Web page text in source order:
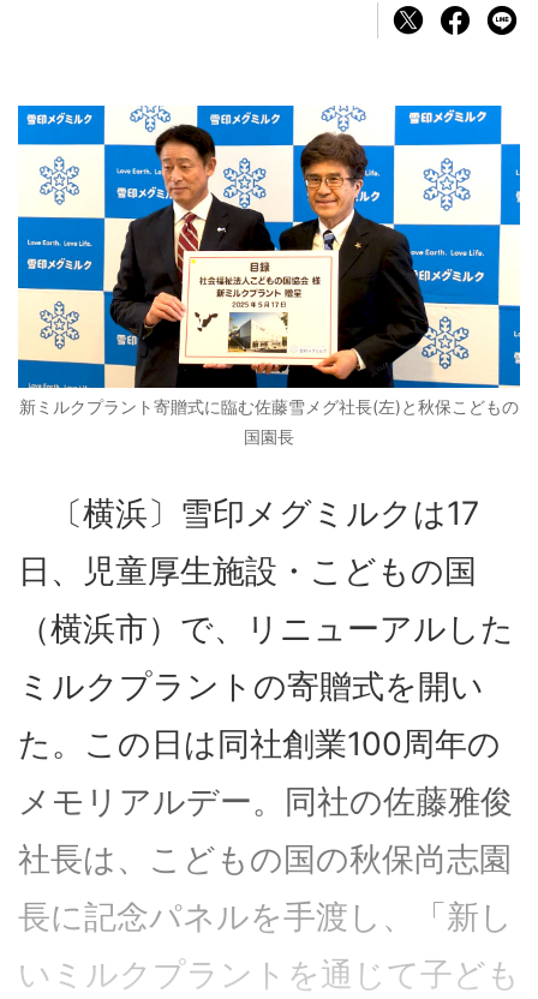
新ミルクプラント寄贈式に臨む佐藤雪メグ社長(左)と秋保こどもの
国園長
〔横浜〕雪印メグミルクは17
日、児童厚生施設・こどもの国
（横浜市）で、リニューアルした
ミルクプラントの寄贈式を開い
た。この日は同社創業100周年の
メモリアルデー。同社の佐藤雅俊
社長は、こどもの国の秋保尚志園
長に記念パネルを手渡し、「新し
いミルクプラントを通じて子ども